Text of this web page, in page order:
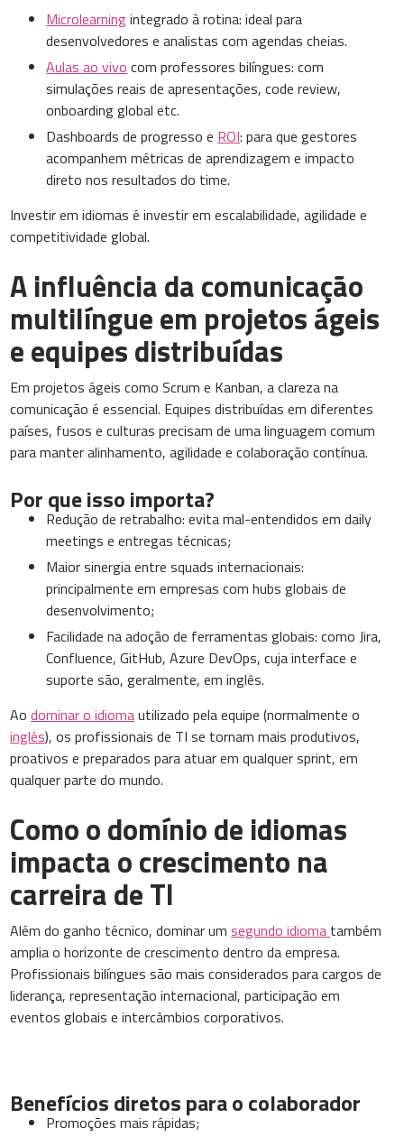
Microlearningintegrado à rotina: ideal para
desenvolvedores e analistas com agendas cheias.
Aulas ao vivo com professores bilíngues: com
simulações reais de apresentações, code review,
onboarding global etc.
Dashboards de progresso e ROI: para que gestores
acompanhem métricas de aprendizagem e impacto
direto nos resultados do time.
Investir em idiomas é investir em escalabilidade, agilidade e
competitividade global.
A influência da comunicação
multilíngue em projetos ágeis
e equipes distribuídas
Em projetos ágeis como Scrum e Kanban, a clareza na
comunicação é essencial. Equipes distribuídas em diferentes
países, fusos e culturas precisam de uma linguagem comum
para manter alinhamento, agilidade e colaboração contínua.
Por que isso importa?
Redução de retrabalho: evita mal-entendidos em daily
meetings e entregas técnicas;
Maior sinergia entre squads internacionais:
principalmente em empresas com hubs globais de
desenvolvimento;
Facilidade na adoção de ferramentas globais: como Jira,
Confluence, GitHub, Azure DevOps, cuja interface e
suporte são, geralmente, em inglês.
Aodominar o idiomautilizado pela equipe (normalmente o
inglês), os profissionais de TI se tornam mais produtivos,
proativos e preparados para atuar em qualquer sprint, em
qualquer parte do mundo.
Como o domínio de idiomas
impacta o crescimento na
carreira de TI
Além do ganho técnico, dominar umsegundo idioma também
amplia o horizonte de crescimento dentro da empresa.
Profissionais bilíngues são mais considerados para cargos de
liderança, representação internacional, participação em
eventos globais e intercâmbios corporativos.
Benefícios diretos para o colaborador
Promoções mais rápidas;